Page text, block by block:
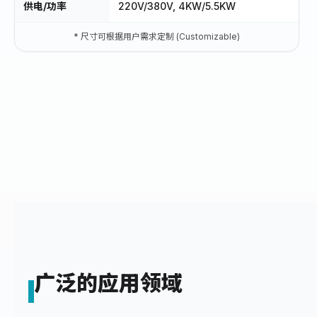
供电/功率 220V/380V, 4KW/5.5KW
* 尺寸可根据用户需求定制 (Customizable)
广泛的应用领域